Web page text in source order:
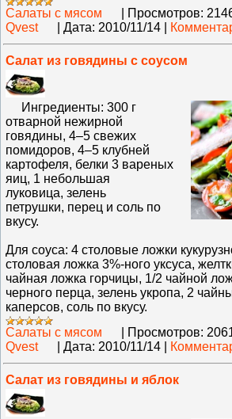
Салаты с мясом Просмотров:
Qvest
Дата: 2010/11/14
Салат из говядины с соусом
Ингредиенты: 300 г
отварной нежирной
говядины, 4–5 свежих
помидоров, 4–5 клубней
картофеля, белки 3 вареных
яиц, 1 небольшая
луковица, зелень
петрушки, перец и соль по
вкусу.
Для соуса: 4 столовые ложки
столовая ложка 3%‑ного уксуса,
чайная ложка горчицы, 1/2 чайной
черного перца, зелень укропа, 2
каперсов, соль по вкусу.
Салаты с мясом
Просмотров:
Qvest
Дата: 2010/11/14
Салат из говядины и яблок